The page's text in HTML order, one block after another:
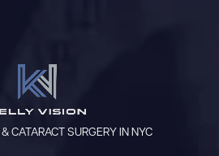
& CATARACT SURGERY IN NYC